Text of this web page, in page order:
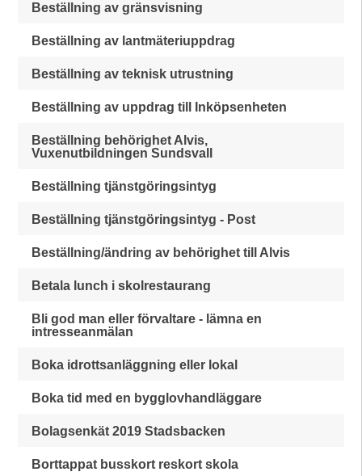
Beställning av gränsvisning
Beställning av lantmäteriuppdrag
Beställning av teknisk utrustning
Beställning av uppdrag till Inköpsenheten
Beställning behörighet Alvis,
Vuxenutbildningen Sundsvall
Beställning tjänstgöringsintyg
Beställning tjänstgöringsintyg - Post
Beställning/ändring av behörighet till Alvis
Betala lunch i skolrestaurang
Bli god man eller förvaltare - lämna en
intresseanmälan
Boka idrottsanläggning eller lokal
Boka tid med en bygglovhandläggare
Bolagsenkät 2019 Stadsbacken
Borttappat busskort reskort skola